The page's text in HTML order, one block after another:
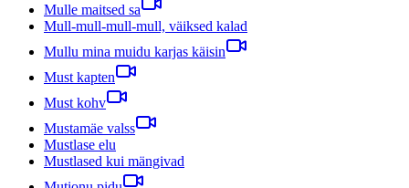
Mulle maitsed sa
Mull-mull-mull-mull, väiksed kalad
Mullu mina muidu karjas käisin
Must kapten
Must kohv
Mustamäe valss
Mustlase elu
Mustlased kui mängivad